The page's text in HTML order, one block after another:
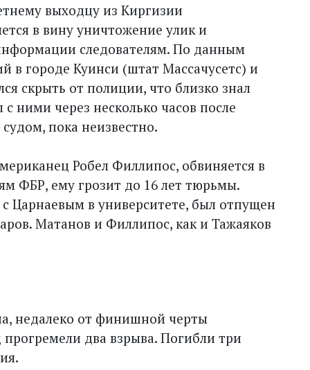
выходцу из Киргизии
в вину уничтожение улик и
следователям. По данным
в городе Куинси (штат Массачусетс) и
скрыть от полиции, что близко знал
ними через несколько часов после
пока неизвестно.
Робел Филлипос, обвиняется в
ФБР, ему грозит до 16 лет тюрьмы.
Царнаевым в университете, был отпущен
Матанов и Филлипос, как и Тажаяков
недалеко от финишной черты
два взрыва. Погибли три